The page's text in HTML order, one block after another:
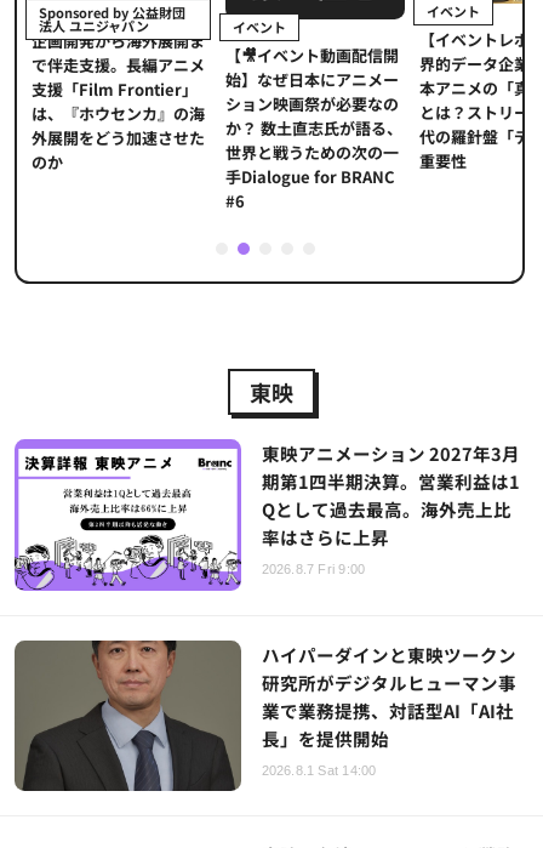
Sponsored by 公益財団
法人 ユニジャパン
企画開発から海外展開ま
で伴走支援。長編アニメ
支援「Film Frontier」
は、『ホウセンカ』の海
外展開をどう加速させた
のか
イベント
【🎥イベント動画配信開
始】なぜ日本にアニメー
ション映画祭が必要なの
か？ 数土直志氏が語る、
世界と戦うための次の一
手Dialogue for BRANC
#6
イベント
【イベントレポ
界的データ企業
本アニメの「真
とは？ストリー
代の羅針盤「デ
重要性
2
東映
東映アニメーション 2027年3月
期第1四半期決算。営業利益は1
Qとして過去最高。海外売上比
率はさらに上昇
2026.8.7 Fri 9:00
ハイパーダインと東映ツークン
研究所がデジタルヒューマン事
業で業務提携、対話型AI「AI社
長」を提供開始
2026.8.1 Sat 14:00